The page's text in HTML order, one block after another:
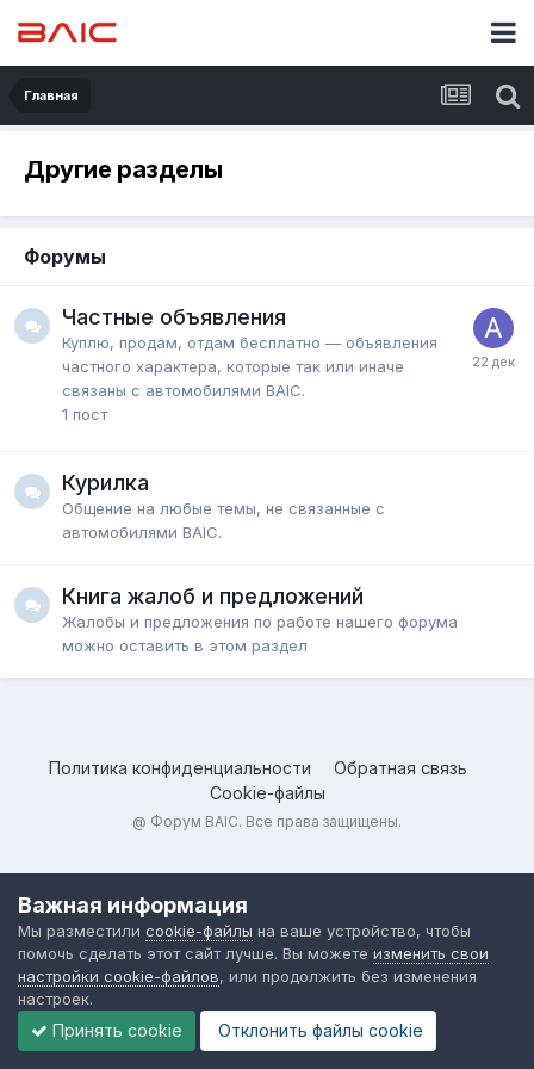
Главная
Другие разделы
Форумы
Частные объявления
Куплю, продам, отдам бесплатно — объявления
частного характера, которые так или иначе
связаны с автомобилями BAIC.
1 пост
Курилка
Общение на любые темы, не связанные с
автомобилями BAIC.
Книга жалоб и предложений
Жалобы и предложения по работе нашего форума
можно оставить в этом раздел
Политика конфиденциальности
Обратная связь
Cookie-файлы
@ Форум BAIC. Все права защищены.
Важная информация
Мы разместили cookie-файлы на ваше устройство, чтобы
помочь сделать этот сайт лучше. Вы можете изменить свои
настройки cookie-файлов, или продолжить без изменения
настроек.
Принять cookie Отклонить файлы сookie